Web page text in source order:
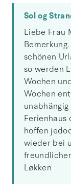
Sol og
Liebe Frau
schönen
so werden
Wochen
Wochen
Ferienhaus
hoffen
wieder bei
Løkken